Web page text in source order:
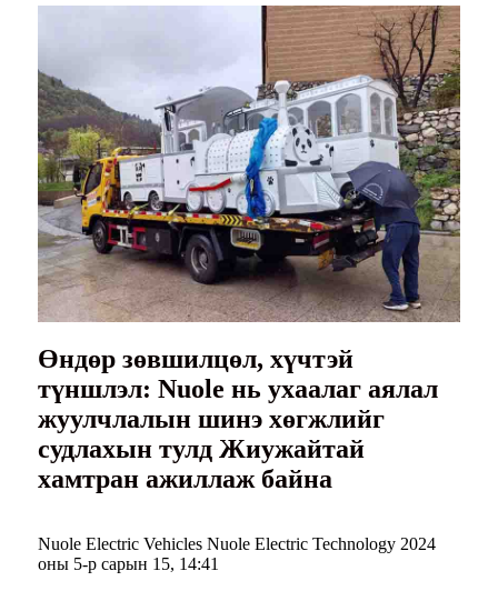
Өндөр зөвшилцөл, хүчтэй
түншлэл: Nuole нь ухаалаг аялал
жуулчлалын шинэ хөгжлийг
судлахын тулд Жиужайтай
хамтран ажиллаж байна
Nuole Electric Vehicles Nuole Electric Technology 2024
оны 5-р сарын 15, 14:41